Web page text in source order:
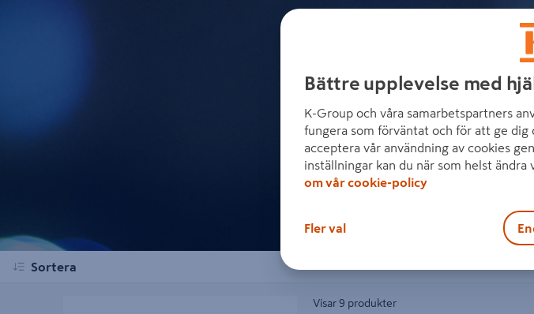
Sortera
Visar 9 produkter
Bättre upplevelse med
K-Group och våra samarbetspartners
fungera som förväntat och för att ge dig
acceptera vår användning av cookies
inställningar kan du när som helst ändra
om vår cookie-policy
Fler val